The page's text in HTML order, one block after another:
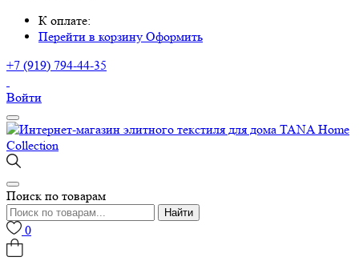
К оплате:
Перейти в корзину Оформить
+7 (919) 794-44-35
Войти
Поиск по товарам
Найти
0